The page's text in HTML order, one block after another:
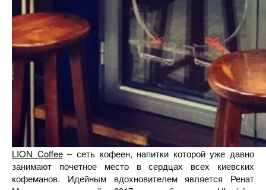
LION Coffee– сеть кофеен, напитки которой уже давно
занимают почетное место в сердцах всех киевских
кофеманов. Идейным вдохновителем является Ренат